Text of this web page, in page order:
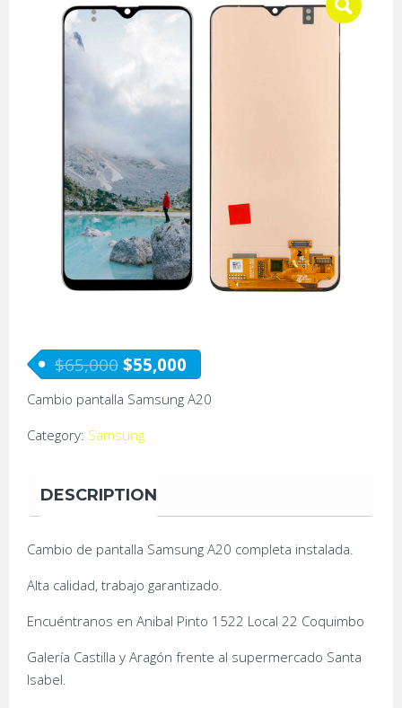
$65,000 $55,000
Cambio pantalla Samsung A20
Category: Samsung
DESCRIPTION
Cambio de pantalla Samsung A20 completa instalada.
Alta calidad, trabajo garantizado.
Encuéntranos en Anibal Pinto 1522 Local 22 Coquimbo
Galería Castilla y Aragón frente al supermercado Santa
Isabel.